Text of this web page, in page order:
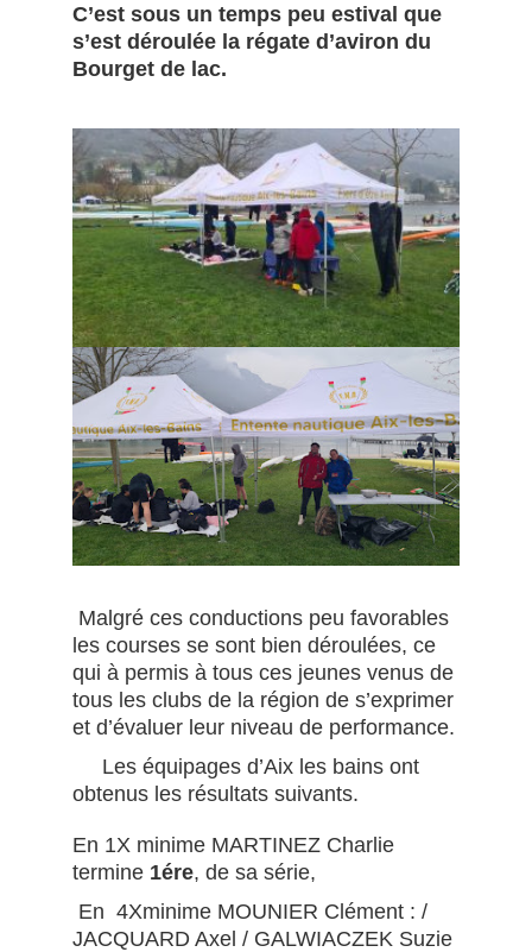
C’est sous un temps peu estival que
s’est déroulée la régate d’aviron du
Bourget de lac.
Malgré ces conductions peu favorables
les courses se sont bien déroulées, ce
qui à permis à tous ces jeunes venus de
tous les clubs de la région de s’exprimer
et d’évaluer leur niveau de performance.
Les équipages d’Aix les bains ont
obtenus les résultats suivants.
En 1X minime MARTINEZ Charlie
termine 1ére, de sa série,
En 4Xminime MOUNIER Clément : /
JACQUARD Axel / GALWIACZEK Suzie